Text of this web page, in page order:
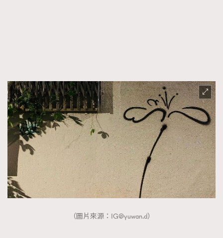
（圖片來源： IG@yuwan.d）